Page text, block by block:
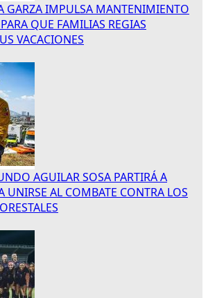
GARZA IMPULSA MANTENIMIENTO
QUE FAMILIAS REGIAS
VACACIONES
AGUILAR SOSA PARTIRÁ A
UNIRSE AL COMBATE CONTRA LOS